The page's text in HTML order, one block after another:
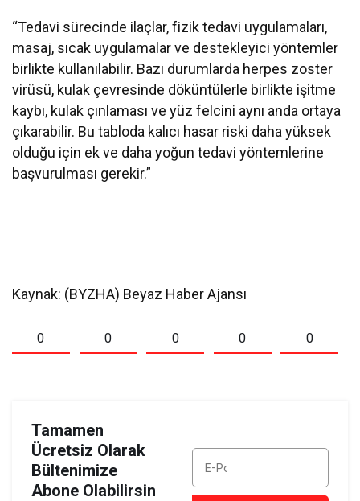
“Tedavi sürecinde ilaçlar, fizik tedavi uygulamaları,
masaj, sıcak uygulamalar ve destekleyici yöntemler
birlikte kullanılabilir. Bazı durumlarda herpes zoster
virüsü, kulak çevresinde döküntülerle birlikte işitme
kaybı, kulak çınlaması ve yüz felcini aynı anda ortaya
çıkarabilir. Bu tabloda kalıcı hasar riski daha yüksek
olduğu için ek ve daha yoğun tedavi yöntemlerine
başvurulması gerekir.”
Kaynak: (BYZHA) Beyaz Haber Ajansı
0 0 0 0 0
Tamamen
Ücretsiz Olarak
Bültenimize
Abone Olabilirsin